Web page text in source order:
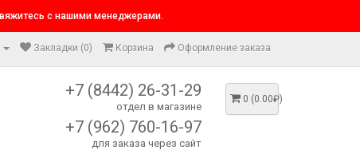
с нашими менеджерами.
Закладки (0) Корзина Оформление заказа
+7 (8442) 26-31-29
отдел в магазине
+7 (962) 760-16-97
для заказа через сайт
0 (0.00₽)